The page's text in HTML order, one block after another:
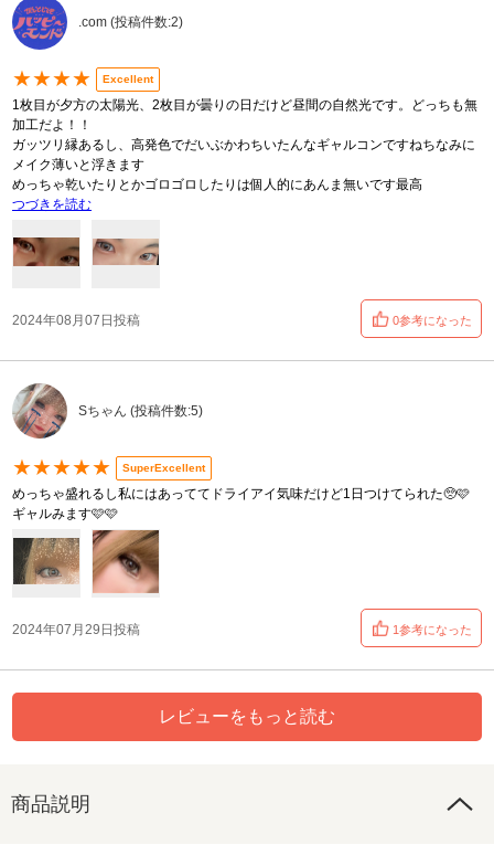
.com (投稿件数:2)
★★★★ Excellent
1枚目が夕方の太陽光、2枚目が曇りの日だけど昼間の自然光です。どっちも無
加工だよ！！
ガッツリ縁あるし、高発色でだいぶかわちいたんなギャルコンですねちなみに
メイク薄いと浮きます
めっちゃ乾いたりとかゴロゴロしたりは個人的にあんま無いです最高
つづきを読む
2024年08月07日投稿 0参考になった
Sちゃん (投稿件数:5)
★★★★★ SuperExcellent
めっちゃ盛れるし私にはあっててドライアイ気味だけど1日つけてられた🥺🩷
ギャルみます🩷🩷
2024年07月29日投稿 1参考になった
レビューをもっと読む
商品説明